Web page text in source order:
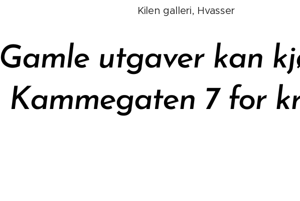
Kilen galleri, Hvasser
Gamle utgaver kan
Kammegaten 7 for